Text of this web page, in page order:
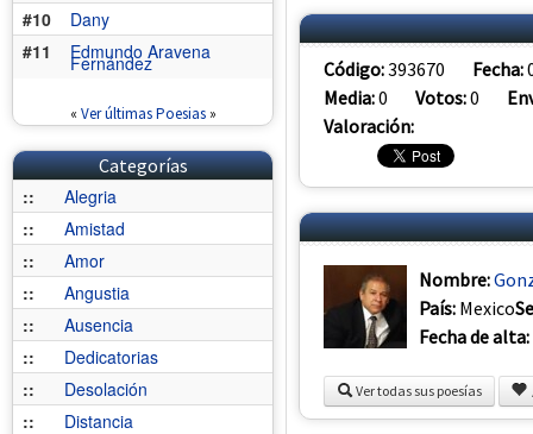
#10
Dany
#11
Edmundo Aravena
Fernández
« Ver últimas Poesias»
Categorías
::
Alegria
::
Amistad
::
Amor
::
Angustia
::
Ausencia
::
Dedicatorias
::
Desolación
::
Distancia
Código:393670 Fecha:
Media:0 Votos:0
Valoración:
Nombre:
País: Mexico
Fecha de alta:
Ver todas sus poesías